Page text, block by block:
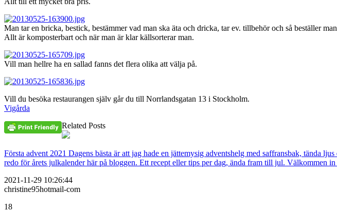
Man tar en bricka, bestick, bestämmer vad man ska äta och dricka, tar ev. tillbehör och så beställer
Allt är komposterbart och när man är klar källsorterar man.
Vill man hellre ha en sallad fanns det flera olika att välja på.
Vill du besöka restaurangen själv går du till Norrlandsgatan 13 i Stockholm.
Vigårda
Related Posts
Första advent 2021 Dagens bästa är att jag hade en jättemysig adventshelg med saffransbak, tända
redo för årets julkalender här på bloggen. Ett recept eller tips per dag, ända fram till jul. Välkommen
2021-11-29 10:26:44
christine95hotmail-com
18